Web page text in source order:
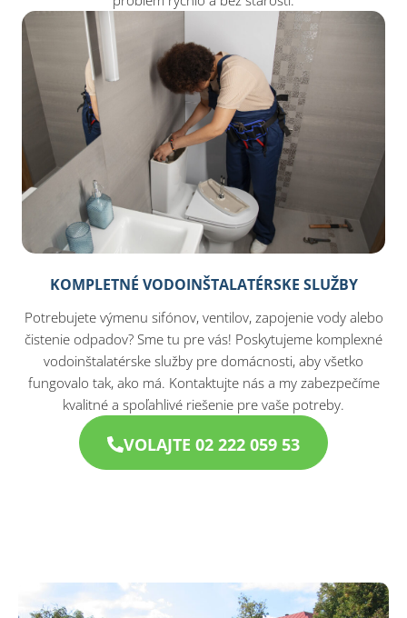
KOMPLETNÉ VODOINŠTALATÉRSKE SLUŽBY
Potrebujete výmenu sifónov, ventilov, zapojenie vody alebo
čistenie odpadov? Sme tu pre vás! Poskytujeme komplexné
vodoinštalatérske služby pre domácnosti, aby všetko
fungovalo tak, ako má. Kontaktujte nás a my zabezpečíme
kvalitné a spoľahlivé riešenie pre vaše potreby.
VOLAJTE 02 222 059 53